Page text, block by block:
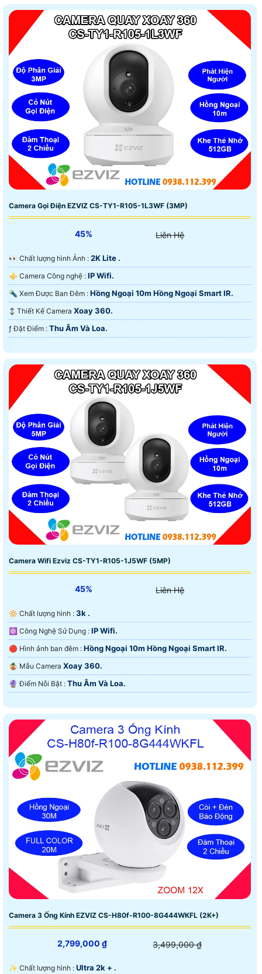
Camera Gọi Điện EZVIZ CS-TY1-R105-1L3WF (3MP)
45% Liên Hệ
️👀 Chất lượng hình Ảnh : 2K Lite .
⚜️ Camera Công nghệ : IP Wifi.
🔦 Xem Được Ban Đêm : Hồng Ngoại 10m Hồng Ngoại Smart IR.
↕️ Thiết Kế Camera Xoay 360.
️ƒ Đặt Điểm : Thu Âm Và Loa.
Camera Wifi Ezviz CS-TY1-R105-1J5WF (5MP)
45% Liên Hệ
🔆 Chất lượng hình : 3k .
⚛️ Công Nghệ Sử Dụng : IP Wifi.
🔴 Hình ảnh ban đêm : Hồng Ngoại 10m Hồng Ngoại Smart IR.
🤹 Mẫu Camera Xoay 360.
️🔮 Điểm Nỗi Bật : Thu Âm Và Loa.
Camera 3 Ống Kính EZVIZ CS-H80f-R100-8G444WKFL (2K+)
2,799,000 ₫ 3,499,000 ₫
✨ Chất lượng hình : Ultra 2k + .